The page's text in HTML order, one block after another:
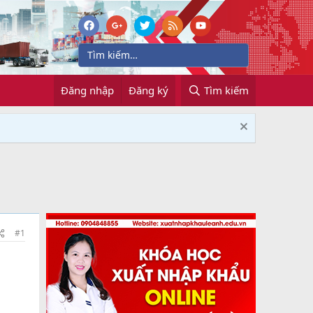
Đăng nhập Đăng ký Tìm kiếm
#1